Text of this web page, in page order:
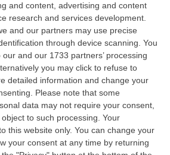
and content, advertising and content
research and services development.
and our partners may use precise
through device scanning. You
and our 1733 partners’ processing
you may click to refuse to
detailed information and change your
Please note that some
data may not require your consent,
to such processing. Your
this website only. You can change your
your consent at any time by returning
alla polizia
degli Uffici tecnici
tirreno cosentino, vari
tecnico dell’Arpacal.
“Archimede”
della Repubblica
Bruniha ad oggetto una
procedure ad
nel settore della